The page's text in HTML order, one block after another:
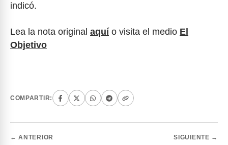
indicó.
Lea la nota original aquío visita el medio El
Objetivo
COMPARTIR:
← ANTERIOR SIGUIENTE →